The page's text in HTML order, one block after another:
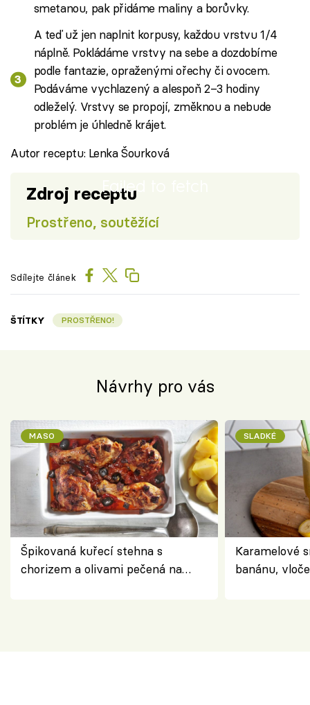
smetanou, pak přidáme maliny a borůvky.
A teď už jen naplnit korpusy, každou vrstvu 1/4
náplně. Pokládáme vrstvy na sebe a dozdobíme
podle fantazie, opraženými ořechy či ovocem.
Podáváme vychlazený a alespoň 2–3 hodiny
odleželý. Vrstvy se propojí, změknou a nebude
problém je úhledně krájet.
Autor receptu: Lenka Šourková
Failed to fetch
Zdroj receptu
Prostřeno, soutěžící
Sdílejte článek
ŠTÍTKY PROSTŘENO!
Návrhy pro vás
MASO
Špikovaná kuřecí stehna s
chorizem a olivami pečená na
SLADKÉ
Karamelové
banánu,